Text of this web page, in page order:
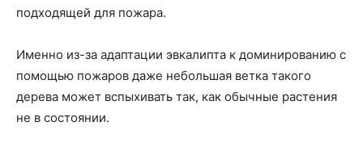
подходящей для пожара.
Именно из-за адаптации эвкалипта к доминированию с
помощью пожаров даже небольшая ветка такого
дерева может вспыхивать так, как обычные растения
не в состоянии.